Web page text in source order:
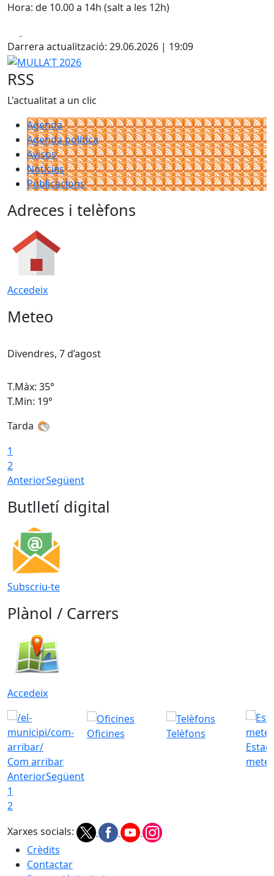
Hora: de 10.00 a 14h (salt a les 12h)
Darrera actualització: 29.06.2026 | 19:09
MULLA'T 2026
RSS
L'actualitat a un clic
Agenda
Agenda política
Avisos
Notícies
Publicacions
Adreces i telèfons
Accedeix
Meteo
Divendres, 7 d’agost
T.Màx: 35°
T.Min: 19°
Tarda
1
2
AnteriorSegüent
Butlletí digital
Subscriu-te
Plànol / Carrers
Accedeix
Com arribar
Oficines
Telèfons
AnteriorSegüent
1
2
Xarxes socials:
Crèdits
Contactar